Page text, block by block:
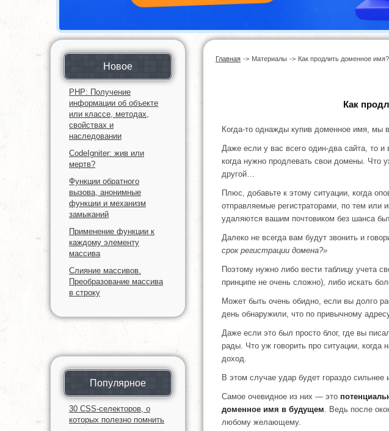
Новое
PHP: Получение
информации об объекте
или классе, методах,
свойствах и
наследовании
CodeIgniter: жив или
мертв?
Функции обратного
вызова, анонимные
функции и механизм
замыканий
Применение функции к
каждому элементу
массива
Слияние массивов.
Преобразование массива
в строку
Популярное
30 CSS-селекторов, о
которых полезно помнить
Главная -> Материалы -> Как продлить доменное имя?
Как
Когда-то однажды купив доменное имя, мы
Даже если у вас всего один-два сайта, то
когда нужно продлевать свои домены. Что
другой…
Плюс, добавьте к этому ситуации, когда
отправляемые регистраторами, по тем или
удаляются вашим почтовиком без шанса
Далеко не всегда вам будут звонить и
срок регистрации домена?»
Поэтому нужно либо вести таблицу учета
принципе не очень сложно), либо искать
Может быть очень обидно, если вы долго
день обнаружили, что по привычному
Даже если это был просто блог, где вы
рады. Что уж говорить про ситуации, когда
доход.
В этом случае удар будет гораздо сильнее
Самое очевидное из них — это
доменное имя в будущем. Ведь после
любому желающему.